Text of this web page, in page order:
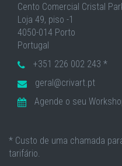
Cento Comercial Cristal
Loja 49, piso -1
4050-014 Porto
Portugal
+351 226 002 243 *
geral@crivart.pt
Agende o seu
* Custo de uma chamada
tarifário.